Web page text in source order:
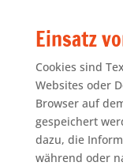
Einsatz
Cookies sind
Websites oder
Browser auf
gespeichert
dazu, die
während oder